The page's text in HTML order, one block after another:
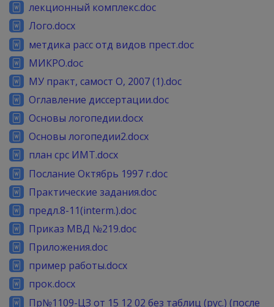
лекционный комплекс.doc
Лого.docx
метдика расс отд видов прест.doc
МИКРО.doc
МУ практ, самост О, 2007 (1).doc
Оглавление диссертации.doc
Основы логопедии.docx
Основы логопедии2.docx
план срс ИМТ.docx
Послание Октябрь 1997 г.doc
Практические задания.doc
предл.8-11(interm.).doc
Приказ МВД №219.doc
Приложения.doc
пример работы.docx
прок.docx
Пр№1109-ЦЗ от 15 12 02 без таблиц (рус.) (после